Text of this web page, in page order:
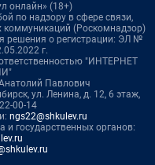
онлайн» (18+)
по надзору в сфере связи,
(Роскомнадзор)
решения о регистрации: ЭЛ №
г.
"ИНТЕРНЕТ
Павлович
ул. Ленина, д. 12, 6 этаж,
00-14
ngs22@shkulev.ru
государственных органов: